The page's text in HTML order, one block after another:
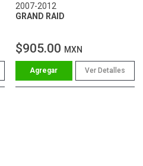
2007-2012
GRAND RAID
$905.00 MXN
Ver Detalles